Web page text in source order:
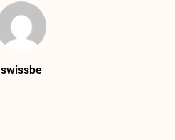
swissbe